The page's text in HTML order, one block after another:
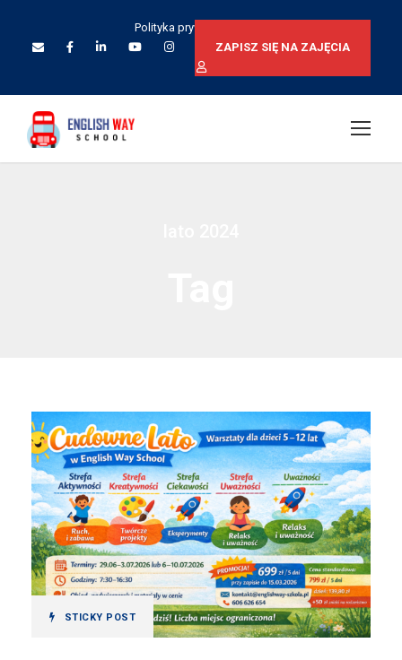
Polityka prywatności
ZAPISZ SIĘ NA ZAJĘCIA
STICKY POST